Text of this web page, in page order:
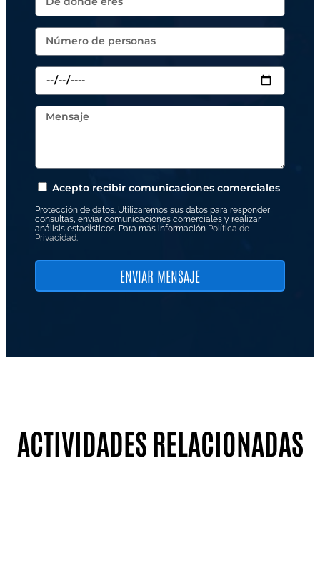
de juegos en Dénia divertida, participativa y
pensada para que todo el grupo disfrute.
Acepto recibir comunicaciones comerciales
Protección de datos. Utilizaremos sus datos para responder
consultas, enviar comunicaciones comerciales y realizar
análisis estadísticos. Para más información Política de
Privacidad.
ENVIAR MENSAJE
ACTIVIDADES RELACIONADAS